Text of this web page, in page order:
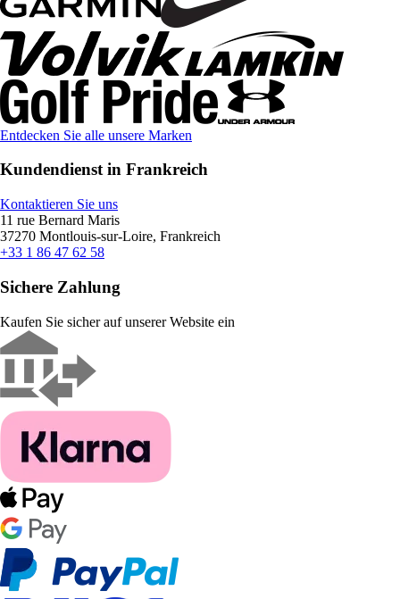
Entdecken Sie alle unsere Marken
Kundendienst in Frankreich
Kontaktieren Sie uns
11 rue Bernard Maris
37270 Montlouis-sur-Loire, Frankreich
+33 1 86 47 62 58
Sichere Zahlung
Kaufen Sie sicher auf unserer Website ein